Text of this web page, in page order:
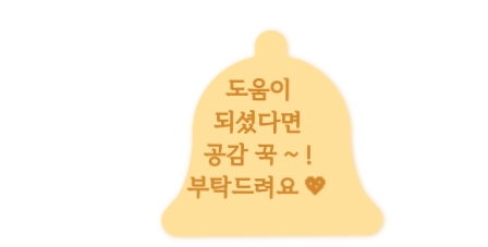
도움이
되셨다면
공감 꾹 ~ !
부탁드려요 💖